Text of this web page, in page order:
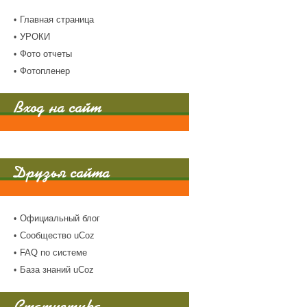
Главная страница
УРОКИ
Фото отчеты
Фотопленер
Вход на сайт
Друзья сайта
Официальный блог
Сообщество uCoz
FAQ по системе
База знаний uCoz